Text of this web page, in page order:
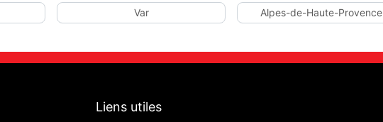
Var Alpes-de-Haute-Provence
Liens utiles